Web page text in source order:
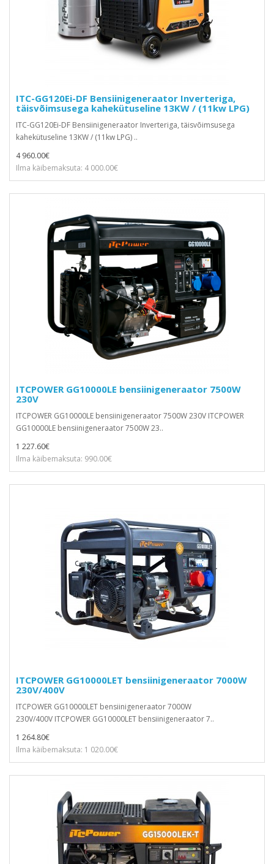
ITC-GG120Ei-DF Bensiinigeneraator Inverteriga,
täisvõimsusega kahekütuseline 13KW / (11kw LPG)
ITC-GG120Ei-DF Bensiinigeneraator Inverteriga, täisvõimsusega
kahekütuseline 13KW / (11kw LPG) ..
4 960.00€
Ilma käibemaksuta: 4 000.00€
ITCPOWER GG10000LE bensiinigeneraator 7500W
230V
ITCPOWER GG10000LE bensiinigeneraator 7500W 230V ITCPOWER
GG10000LE bensiinigeneraator 7500W 23..
1 227.60€
Ilma käibemaksuta: 990.00€
ITCPOWER GG10000LET bensiinigeneraator 7000W
230V/400V
ITCPOWER GG10000LET bensiinigeneraator 7000W
230V/400V ITCPOWER GG10000LET bensiinigeneraator 7..
1 264.80€
Ilma käibemaksuta: 1 020.00€